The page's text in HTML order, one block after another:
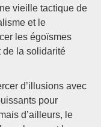
vieille tactique de
et le
les égoïsmes
de la solidarité
d’illusions avec
pour
d’ailleurs, le